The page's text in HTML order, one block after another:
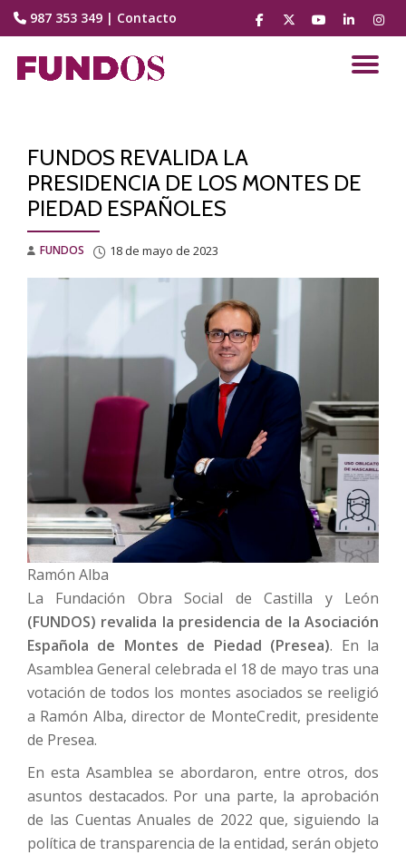
contenido
987 353 349 | Contacto
fa-
facebook
fa-
brands
fa-
youtube-
fa-
linkedin
fa-
FUNDOS REVALIDA LA
PRESIDENCIA DE LOS MONTES DE
PIEDAD ESPAÑOLES
FUNDOS 18 de mayo de 2023
Ramón Alba
La Fundación Obra Social de Castilla y León
(FUNDOS) revalida la presidencia de la Asociación
Española de Montes de Piedad (Presea). En la
Asamblea General celebrada el 18 de mayo tras una
votación de todos los montes asociados se reeligió
a Ramón Alba, director de MonteCredit, presidente
de Presea.
En esta Asamblea se abordaron, entre otros, dos
asuntos destacados. Por una parte, la aprobación
de las Cuentas Anuales de 2022 que, siguiendo la
política de transparencia de la entidad, serán objeto